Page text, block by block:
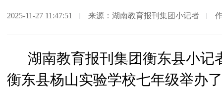
2025-11-27 11:47:51 来源：湖南教育报刊集团小记者
湖南教育报刊集团衡东县小记
衡东县杨山实验学校七年级举办